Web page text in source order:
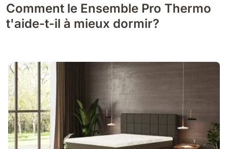
Comment le Ensemble Pro Thermo
t'aide-t-il à mieux dormir?